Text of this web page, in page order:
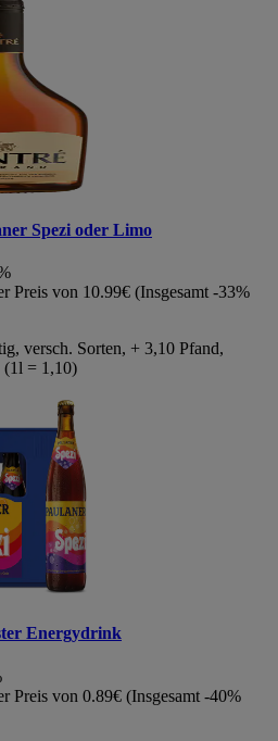
Spezi oder Limo
Preis von 10.99€ (Insgesamt -33%
versch. Sorten, + 3,10 Pfand,
(1l = 1,10)
Energydrink
Preis von 0.89€ (Insgesamt -40%